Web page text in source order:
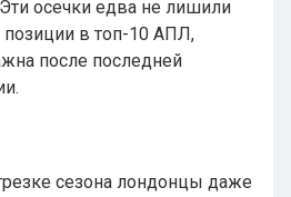
осечки едва не лишили
в топ-10 АПЛ,
после последней
сезона лондонцы даже